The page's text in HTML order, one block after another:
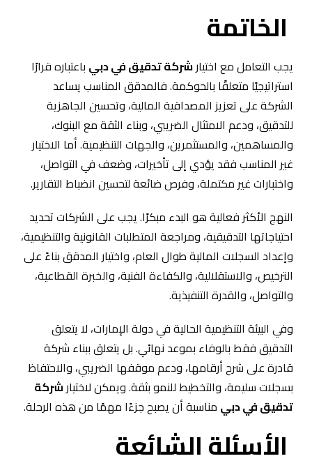
الخاتمة
يجب التعامل مع اختيارشركة تدقيق في دبي باعتباره قرارًا
استراتيجيًا متعلقًا بالحوكمة. فالمدقق المناسب يساعد
الشركة على تعزيز المصداقية المالية، وتحسين الجاهزية
للتدقيق، ودعم الامتثال الضريبي، وبناء الثقة مع البنوك،
والمساهمين، والمستثمرين، والجهات التنظيمية. أما الاختيار
غير المناسب فقد يؤدي إلى تأخيرات، وضعف في التواصل،
واختبارات غير مكتملة، وفرص ضائعة لتحسين انضباط التقارير.
النهج الأكثر فعالية هو البدء مبكرًا. يجب على الشركات تحديد
احتياجاتها التدقيقية، ومراجعة المتطلبات القانونية والتنظيمية،
وإعداد السجلات المالية طوال العام، واختيار المدقق بناءً على
الترخيص، والاستقلالية، والكفاءة الفنية، والخبرة القطاعية،
والتواصل، والقدرة التنفيذية.
وفي البيئة التنظيمية الحالية في دولة الإمارات، لا يتعلق
التدقيق فقط بالوفاء بموعد نهائي. بل يتعلق ببناء شركة
قادرة على شرح أرقامها، ودعم موقفها الضريبي، والاحتفاظ
بسجلات سليمة، والتخطيط للنمو بثقة. ويمكن لاختيارشركة
تدقيق في دبي مناسبة أن يصبح جزءًا مهمًا من هذه الرحلة.
الأسئلة الشائعة